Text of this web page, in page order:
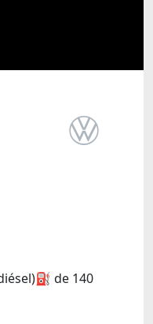
⛽️ de 140